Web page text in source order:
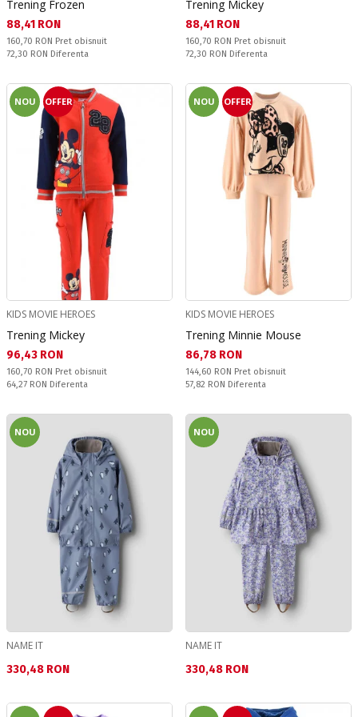
Trening Frozen
Текуща цена:
88,41 RON
Pret obisnuit:
160,70 RON Pret obisnuit
Спестявате:
72,30 RON Diferenta
Trening Mickey
Текуща цена:
88,41 RON
Pret obisnuit:
160,70 RON Pret obisnuit
Спестявате:
72,30 RON Diferenta
NOU OFFER
KIDS MOVIE HEROES
Trening Mickey
Текуща цена:
96,43 RON
Pret obisnuit:
160,70 RON Pret obisnuit
Спестявате:
64,27 RON Diferenta
NOU OFFER
KIDS MOVIE HEROES
Trening Minnie Mouse
Текуща цена:
86,78 RON
Pret obisnuit:
144,60 RON Pret obisnuit
Спестявате:
57,82 RON Diferenta
NOU
NAME IT
Текуща цена:
330,48 RON
NOU
NAME IT
Текуща цена:
330,48 RON